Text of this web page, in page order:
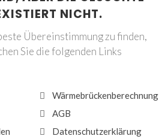
NICHT.
Übereinstimmung zu finden,
Sie die folgenden Links
Wärmebrückenberechnung
AGB
Datenschutzerklärung